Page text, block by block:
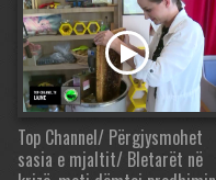
Top Channel/ Përgjysmohet
sasia e mjaltit/ Bletarët në